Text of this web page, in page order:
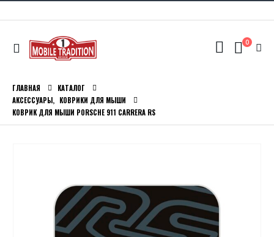
0
ГЛАВНАЯ
КАТАЛОГ
АКСЕССУАРЫ, КОВРИКИ ДЛЯ МЫШИ
КОВРИК ДЛЯ МЫШИ PORSCHE 911 CARRERA RS